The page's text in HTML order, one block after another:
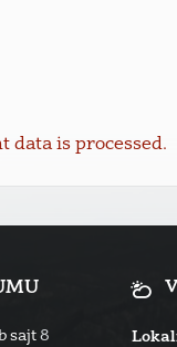
data is processed.
sajt 8